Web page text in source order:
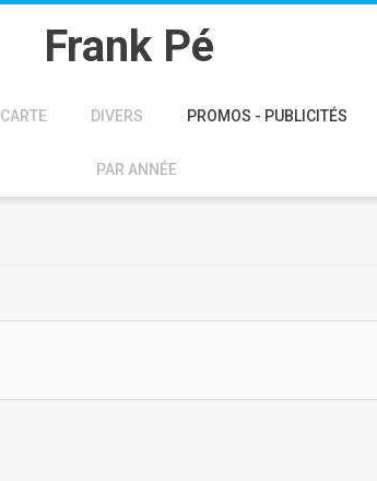
Frank Pé
CARTE DIVERS PROMOS - PUBLICITÉS
PAR ANNÉE